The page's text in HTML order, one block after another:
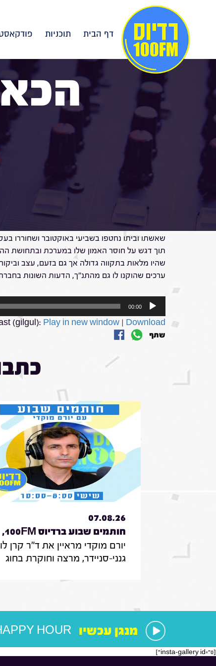
דף הבית תוכניות
בפרק האחרון לעונה של הפודקאסט "גלגול נשמות" מבית 929, דור סער מן ותמר יחיא מארחים את חן אביגדורי, פעיל במאבק למען
שאשתו וביתו נחטפו בשביעי באוקטובר ושחוררו
תוך דגש על חוסר האמון שלו במערכת ובתחושת
שהיו מלאות בתקווה גדולה אך גם בזעם, עצב
ערכים שהוקנו לו גם מהתנ"ך, הדעות השונות
00:00
(gilgul): Play in new window | Download
שתף
07.08.26
חותמים שבוע ברדיוס 100FM,
תכנית 330, 07 באוגוסט 2026
יורם מוקדי מראיין את ד"ר קרן
גנני-סניידר, מרצה וחוקרת בחוג
במרכז האקדמי הרב-תחומי
אי-הישארותם של אזרחים ללא
חשמל בעת איום בטחוני; לילך
חוקרת תקשורת באונ' בר אילן,
מחקר חדש על הדרך שבה הניו
מנגן עכשיו HOUR
[insta-gallery id="0"]